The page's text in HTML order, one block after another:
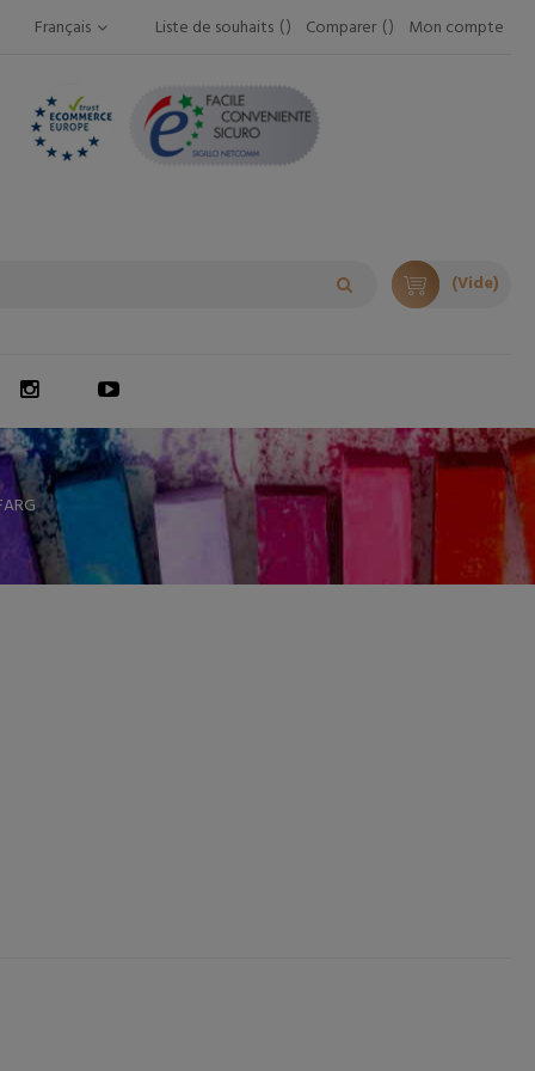
Liste de souhaits Comparer Mon compte
Français
(Vide)